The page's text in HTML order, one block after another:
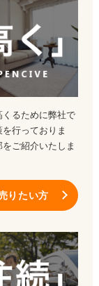
るために弊社で
行っておりま
ご紹介いたしま
りたい方